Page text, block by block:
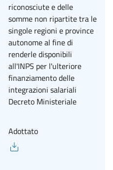
riconosciute e delle
somme non ripartite tra le
singole regioni e province
autonome al fine di
renderle disponibili
all'INPS per l'ulteriore
finanziamento delle
integrazioni salariali
Decreto Ministeriale
Adottato